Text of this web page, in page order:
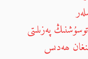
پەزىلىتى
ھەدىس